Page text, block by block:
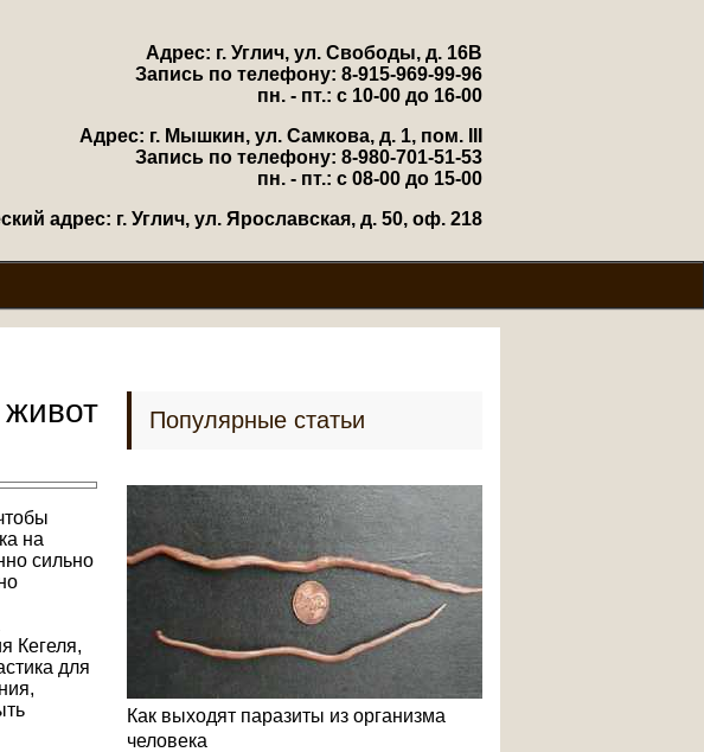
Адрес: г. Углич, ул. Свободы, д. 16В
Запись по телефону: 8-915-969-99-96
пн. - пт.: с 10-00 до 16-00
Адрес: г. Мышкин, ул. Самкова, д. 1, пом. III
Запись по телефону: 8-980-701-51-53
пн. - пт.: с 08-00 до 15-00
адрес: г. Углич, ул. Ярославская, д. 50, оф. 218
на
сильно
Кегеля,
для
Популярные статьи
Как выходят паразиты из организма
человека